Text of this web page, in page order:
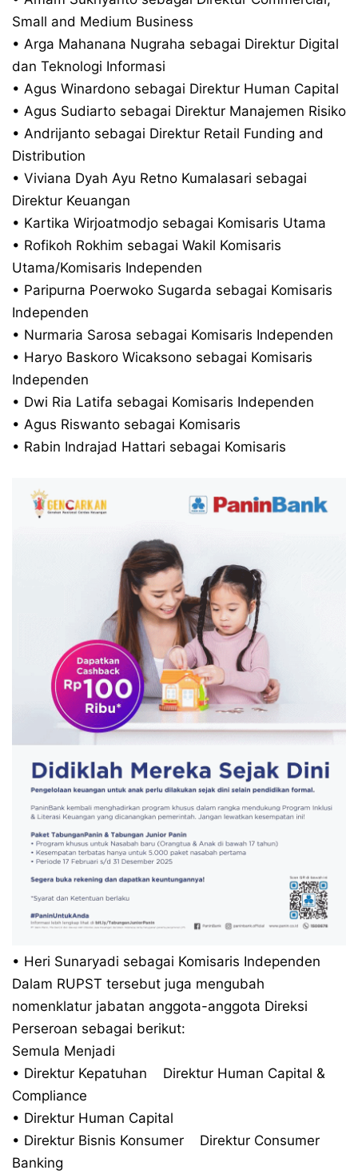
Small and Medium Business
• Arga Mahanana Nugraha sebagai Direktur Digital
dan Teknologi Informasi
• Agus Winardono sebagai Direktur Human Capital
• Agus Sudiarto sebagai Direktur Manajemen Risiko
• Andrijanto sebagai Direktur Retail Funding and
Distribution
• Viviana Dyah Ayu Retno Kumalasari sebagai
Direktur Keuangan
• Kartika Wirjoatmodjo sebagai Komisaris Utama
• Rofikoh Rokhim sebagai Wakil Komisaris
Utama/Komisaris Independen
• Paripurna Poerwoko Sugarda sebagai Komisaris
Independen
• Nurmaria Sarosa sebagai Komisaris Independen
• Haryo Baskoro Wicaksono sebagai Komisaris
Independen
• Dwi Ria Latifa sebagai Komisaris Independen
• Agus Riswanto sebagai Komisaris
• Rabin Indrajad Hattari sebagai Komisaris
• Heri Sunaryadi sebagai Komisaris Independen
Dalam RUPST tersebut juga mengubah
nomenklatur jabatan anggota-anggota Direksi
Perseroan sebagai berikut:
Semula Menjadi
• Direktur Kepatuhan Direktur Human Capital &
Compliance
• Direktur Human Capital
• Direktur Bisnis Konsumer Direktur Consumer
Banking